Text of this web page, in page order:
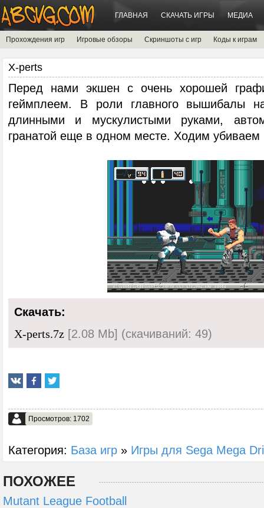
ГЛАВНАЯ СКАЧАТЬ ИГРЫ МЕДИА
Прохождения игр Игровые обзоры Скриншоты с игр Коды к играм
X-perts
Перед нами экшен с очень хорошей
геймплеем. В роли главного вышибалы
длинными и мускулистыми руками,
гранатой еще в одном месте. Ходим убиваем
Скачать:
X-perts.7z [2.08 Mb] (cкачиваний: 49)
Просмотров: 1702
Категория: База игр » Игры для Sega Mega
ПОХОЖЕЕ
Mutant League Football